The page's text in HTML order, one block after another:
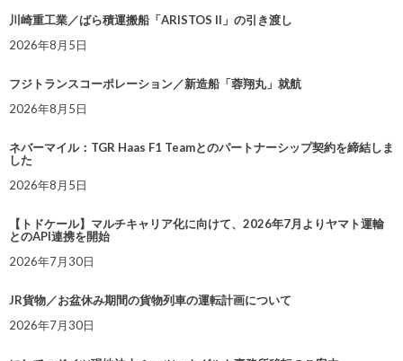
川崎重工業／ばら積運搬船「ARISTOS II」の引き渡し
2026年8月5日
フジトランスコーポレーション／新造船「蓉翔丸」就航
2026年8月5日
ネバーマイル：TGR Haas F1 Teamとのパートナーシップ契約を締結しま
した
2026年8月5日
【トドケール】マルチキャリア化に向けて、2026年7月よりヤマト運輸
とのAPI連携を開始
2026年7月30日
JR貨物／お盆休み期間の貨物列車の運転計画について
2026年7月30日